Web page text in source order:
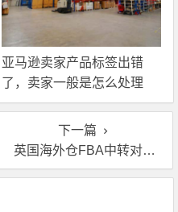
亚马逊卖家产品标签出错
了，卖家一般是怎么处理
的？
下一篇
英国海外仓FBA中转对亚马逊卖家有什么用？